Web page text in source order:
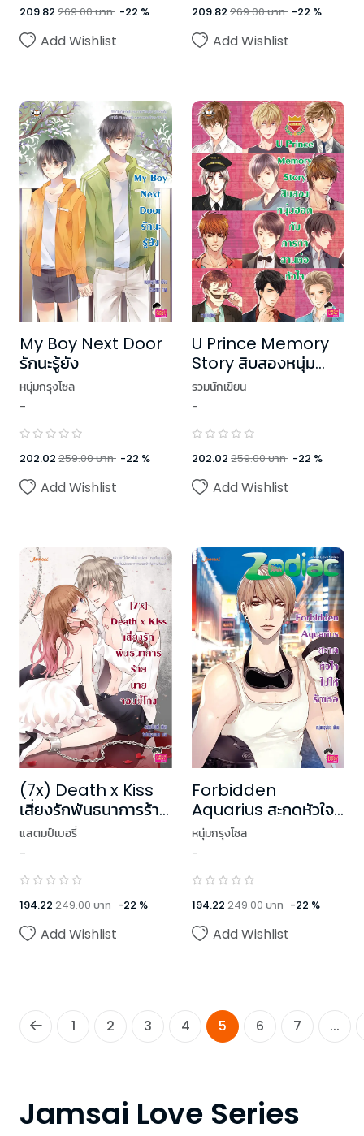
209.82 269.00บาท -22 %
Add Wishlist
209.82 269.00บาท -22 %
Add Wishlist
My Boy Next Door
รักนะรู้ยัง
หนุ่มกรุงโซล
-
202.02 259.00บาท -22 %
Add Wishlist
U Prince Memory
Story สิบสองหนุ่ม
ฮอตกับภารกิจสานต่อ
หัวใจ ชุด U Prince
รวมนักเขียน
-
202.02 259.00บาท -22 %
Add Wishlist
(7x) Death x Kiss
เสี่ยงรักพันธนาการร้าย
นายจอมขี้โกง ชุด (7x)
(ปกใหม่)
แสตมป์เบอรี่
-
194.22 249.00บาท -22 %
Add Wishlist
Forbidden
Aquarius สะกดหัวใจ
ไม่ให้รักเธอ ชุด Prince
of Zodiac
หนุ่มกรุงโซล
-
194.22 249.00บาท -22 %
Add Wishlist
1 2 3 4 5 6 7 ...
Jamsai Love Series